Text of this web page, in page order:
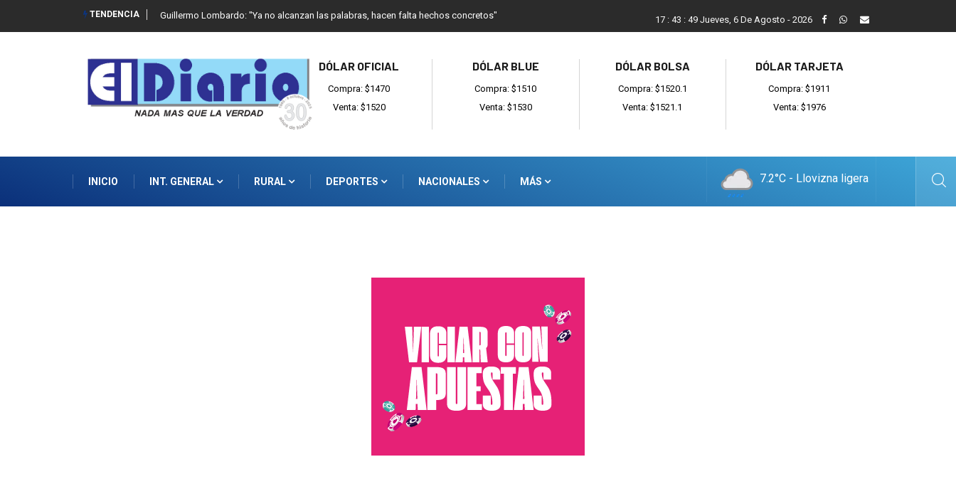
TENDENCIA
de abuso sexual infantil Guillermo Lombardo: "Ya no alcanzan las palabras, hacen falta hechos concretos" Balcarce cayó en el debut ante General Madariaga
17 : 43 : 50 Jueves, 6 De Agosto - 2026
DÓLAR OFICIAL
Compra: $1470
Venta: $1520
DÓLAR BLUE
Compra: $1510
Venta: $1530
DÓLAR BOLSA
Compra: $1520.1
Venta: $1521.1
DÓLAR TARJETA
Compra: $1911
Venta: $1976
INICIO INT. GENERAL RURAL DEPORTES NACIONALES MÁS 7.2°C - Llovizna ligera